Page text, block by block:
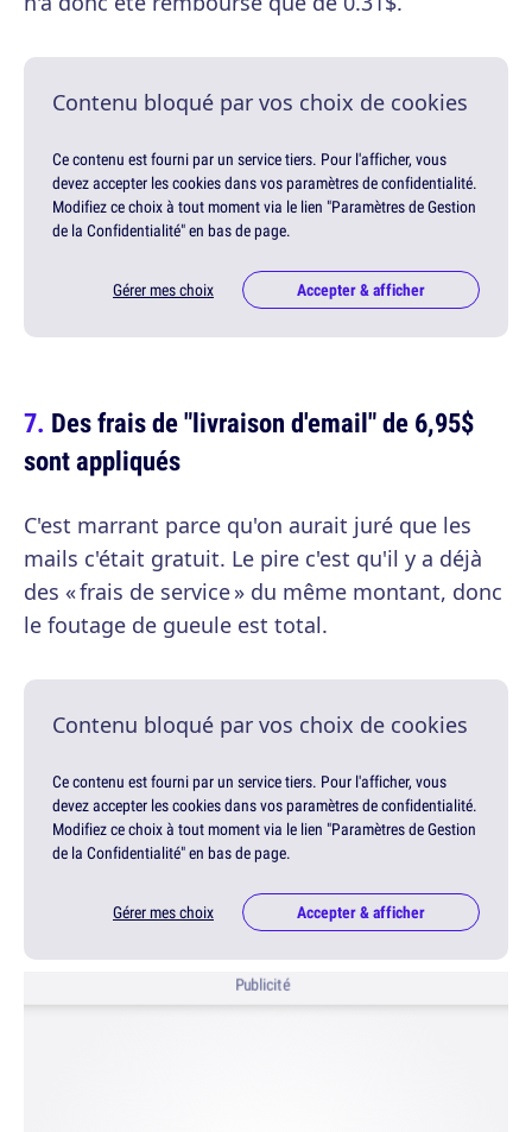
Contenu bloqué par vos choix de cookies
Ce contenu est fourni par un service tiers. Pour l'afficher, vous
devez accepter les cookies dans vos paramètres de confidentialité.
Modifiez ce choix à tout moment via le lien "Paramètres de Gestion
de la Confidentialité" en bas de page.
Gérer mes choix Accepter & afficher
Des frais de "livraison d'email" de 6,95$
sont appliqués
C'est marrant parce qu'on aurait juré que les
mails c'était gratuit. Le pire c'est qu'il y a déjà
des « frais de service » du même montant, donc
le foutage de gueule est total.
Contenu bloqué par vos choix de cookies
Ce contenu est fourni par un service tiers. Pour l'afficher, vous
devez accepter les cookies dans vos paramètres de confidentialité.
Modifiez ce choix à tout moment via le lien "Paramètres de Gestion
de la Confidentialité" en bas de page.
Gérer mes choix Accepter & afficher
Publicité